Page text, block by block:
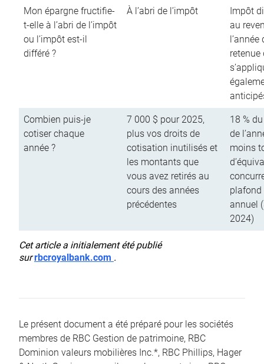
Mon épargne fructifie-
t-elle à l’abri de l’impôt
ou l’impôt est-il
différé ?
À l’abri de l’impôt
Impôt
au
retenue
Combien puis-je
cotiser chaque
année ?
7 000 $ pour 2025,
plus vos droits de
cotisation inutilisés et
les montants que
vous avez retirés au
cours des années
précédentes
18 %
de
moins
annuel
2024)
Cet article a initialement été publié
surrbcroyalbank.com .
Le présent document a été préparé pour les sociétés
membres de RBC Gestion de patrimoine, RBC
Dominion valeurs mobilières Inc.*, RBC Phillips, Hager